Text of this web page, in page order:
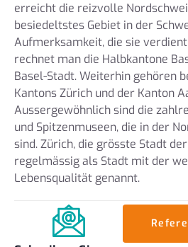
erreicht die reizvolle
besiedeltstes Gebiet in der
Aufmerksamkeit, die sie
rechnet man die Halbkantone
Basel-Stadt. Weiterhin gehören
Kantons Zürich und der Kanton
Aussergewöhnlich sind die
und Spitzenmuseen, die in der
sind. Zürich, die grösste Stadt
regelmässig als Stadt mit der
Lebensqualität genannt.